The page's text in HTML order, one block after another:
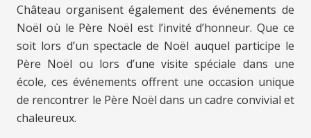
Château organisent également des événements de
Noël où le Père Noël est l’invité d’honneur. Que ce
soit lors d’un spectacle de Noël auquel participe le
Père Noël ou lors d’une visite spéciale dans une
école, ces événements offrent une occasion unique
de rencontrer le Père Noël dans un cadre convivial et
chaleureux.